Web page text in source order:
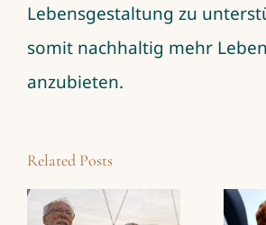
Lebensgestaltung zu
somit nachhaltig mehr
anzubieten.
Related Posts